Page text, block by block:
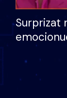
Surprizat
nëna
nuk i